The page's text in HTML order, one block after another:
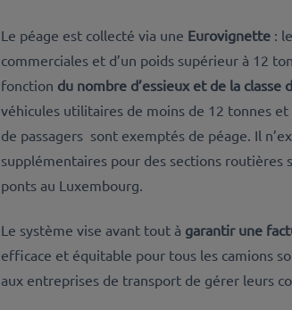
Le péage est collecté via une Eurovignette:
commerciales et d’un poids supérieur à 12
fonction du nombre d’essieux et de la classe
véhicules utilitaires de moins de 12 tonnes
de passagers sont exemptés de péage. Il
supplémentaires pour des sections routières
ponts au Luxembourg.
Le système vise avant tout à garantir une
efficace et équitable pour tous les camions
aux entreprises de transport de gérer leurs